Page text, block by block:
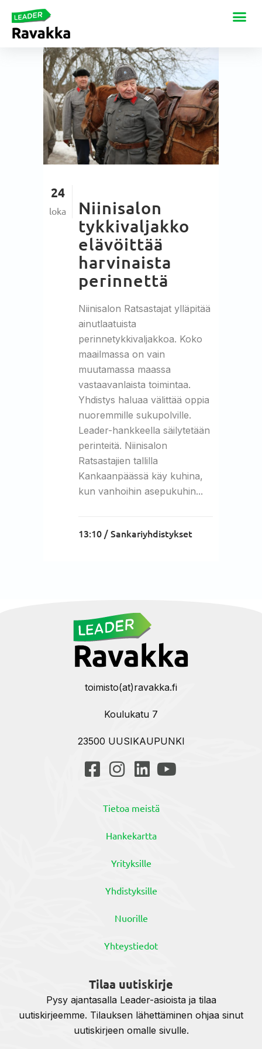
24
loka
Niinisalon
tykkivaljakko
elävöittää
harvinaista
perinnettä
Niinisalon Ratsastajat ylläpitää
ainutlaatuista
perinnetykkivaljakkoa. Koko
maailmassa on vain
muutamassa maassa
vastaavanlaista toimintaa.
Yhdistys haluaa välittää oppia
nuoremmille sukupolville.
Leader-hankkeella säilytetään
perinteitä. Niinisalon
Ratsastajien tallilla
Kankaanpäässä käy kuhina,
kun vanhoihin asepukuhin...
13:10 /Sankariyhdistykset
toimisto(at)ravakka.fi
Koulukatu 7
23500 UUSIKAUPUNKI
Tietoa meistä
Hankekartta
Yrityksille
Yhdistyksille
Nuorille
Yhteystiedot
Tilaa uutiskirje
Pysy ajantasalla Leader-asioista ja tilaa
uutiskirjeemme. Tilauksen lähettäminen ohjaa sinut
uutiskirjeen omalle sivulle.